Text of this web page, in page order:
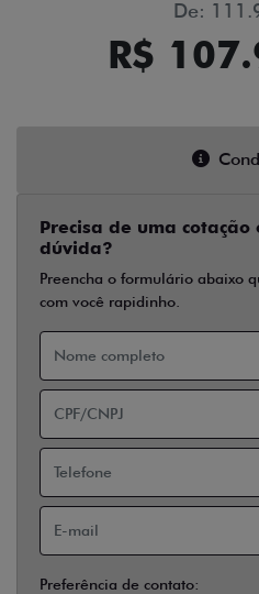
De:
R$
Precisa de uma
dúvida?
Preencha o formulário abaixo
com você rapidinho.
Preferência de contato: